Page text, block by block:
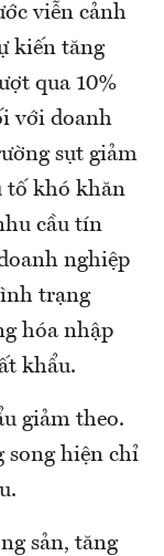
viễn cảnh
kiến tăng
qua 10%
với doanh
sụt giảm
tố khó khăn
cầu tín
nghiệp
trạng
hóa nhập
khẩu.
giảm theo.
song hiện chỉ
sản, tăng